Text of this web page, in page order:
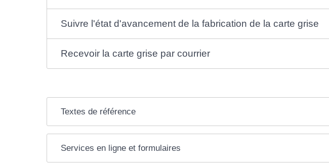
Suivre l'état d'avancement de la fabrication de la carte grise
Recevoir la carte grise par courrier
Textes de référence
Services en ligne et formulaires